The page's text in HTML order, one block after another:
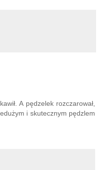
A pędzelek rozczarował,
i skutecznym pędzlem